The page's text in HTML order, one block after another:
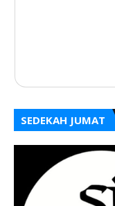
SEDEKAH JUMAT